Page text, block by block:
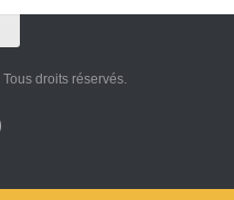
droits réservés.